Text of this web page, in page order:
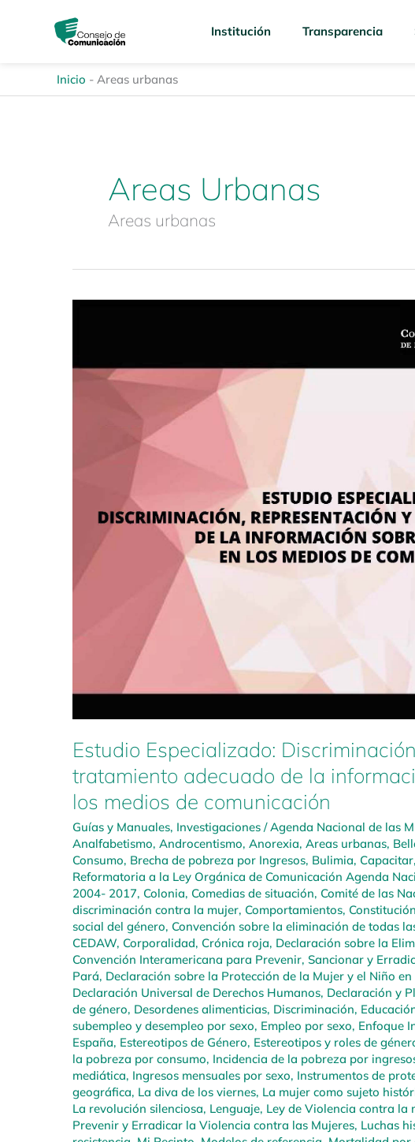
Institución Transparencia
Inicio - Areas urbanas
Areas Urbanas
Areas urbanas
Estudio Especializado:
tratamiento adecuado de la
los medios de comunicación
Guías y Manuales, Investigaciones /Agenda Nacional de las
Analfabetismo, Androcentismo, Anorexia, Areas urbanas,
Consumo, Brecha de pobreza por Ingresos, Bulimia, Capacitar,
Reformatoria a la Ley Orgánica de Comunicación Agenda
2004- 2017, Colonia, Comedias de situación, Comité de las
discriminación contra la mujer, Comportamientos,
social del género, Convención sobre la eliminación de todas
CEDAW, Corporalidad, Crónica roja, Declaración sobre la
Convención Interamericana para Prevenir, Sancionar y
Pará, Declaración sobre la Protección de la Mujer y el Niño
Declaración Universal de Derechos Humanos, Declaración y
de género, Desordenes alimenticias, Discriminación,
subempleo y desempleo por sexo, Empleo por sexo, Enfoque
España, Estereotipos de Género, Estereotipos y roles de
la pobreza por consumo, Incidencia de la pobreza por
mediática, Ingresos mensuales por sexo, Instrumentos de
geográfica, La diva de los viernes, La mujer como sujeto
La revolución silenciosa, Lenguaje, Ley de Violencia contra la
Prevenir y Erradicar la Violencia contra las Mujeres, Luchas
representación
tratamiento
información
mujeres
los
medios